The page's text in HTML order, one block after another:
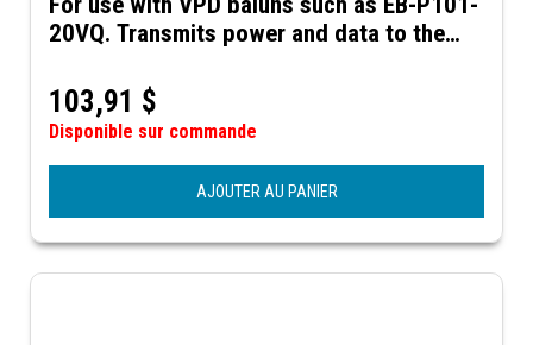
20VQ. Transmits power and data to the
camera
103,91 $
Disponible sur commande
AJOUTER AU PANIER